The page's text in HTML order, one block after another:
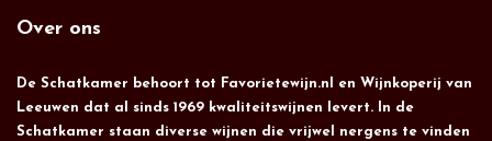
Over ons
De Schatkamer behoort tot Favorietewijn.nl en Wijnkoperij van
Leeuwen dat al sinds 1969 kwaliteitswijnen levert. In de
Schatkamer staan diverse wijnen die vrijwel nergens te vinden